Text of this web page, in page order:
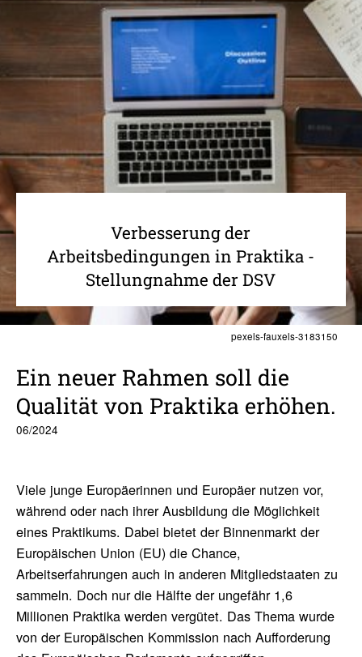
pexels-fauxels-3183150
Verbesserung der
Arbeitsbedingungen in Praktika -
Stellungnahme der DSV
Ein neuer Rahmen soll die
Qualität von Prak­tika erhöhen.
06/2024
Viele junge Europäerinnen und Europäer nutzen vor,
während oder nach ihrer Ausbildung die Möglichkeit
eines Praktikums. Dabei bietet der Binnenmarkt der
Europäischen Union (EU) die Chance,
Arbeitserfahrungen auch in anderen Mitgliedstaaten zu
sammeln. Doch nur die Hälfte der ungefähr 1,6
Millionen Praktika werden vergütet. Das Thema wurde
von der Europäischen Kommission nach Aufforderung